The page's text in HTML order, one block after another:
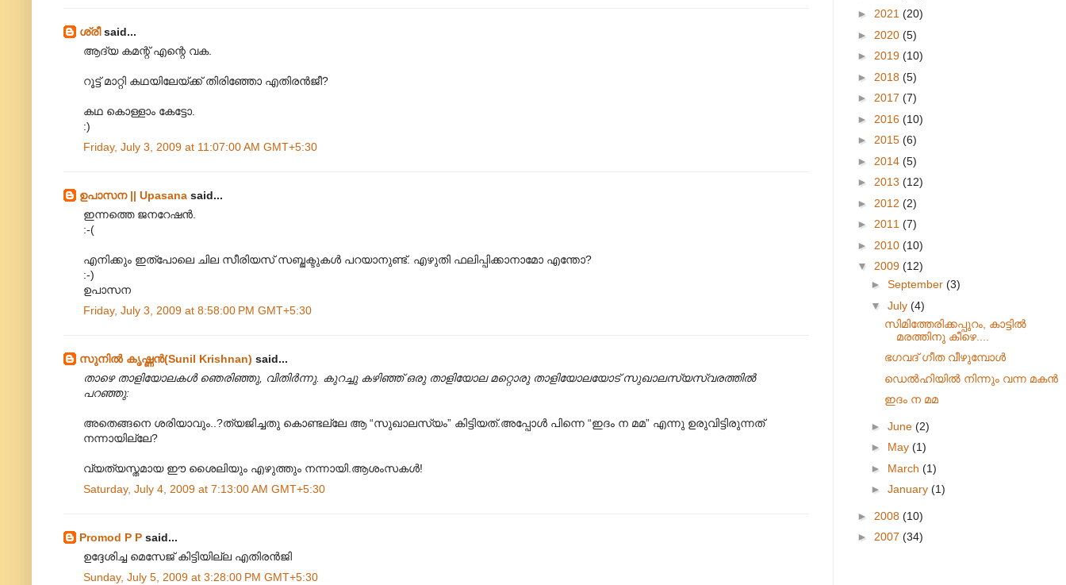
ശ്രീsaid...
ആദ്യ കമന്റ് എന്റെ വക.
റൂട്ട് മാറ്റി കഥയിലേയ്ക്ക് തിരിഞ്ഞോ എതിരന്‍‌ജീ?
കഥ കൊള്ളാം കേട്ടോ.
:)
Friday, July 3, 2009 at 11:07:00 AM GMT+5:30
ഉപാസന || Upasana said...
ഇന്നത്തെ ജനറേഷന്‍.
:-(
എനിക്കും ഇത്പോലെ ചില സീരിയസ് സബ്ജക്ടുകള്‍ പറയാനുണ്ട്. എഴുതി ഫലിപ്പിക്കാനാമോ എന്തോ?
:-)
ഉപാസന
Friday, July 3, 2009 at 8:58:00 PM GMT+5:30
സുനിൽ കൃഷ്ണൻ(Sunil Krishnan) said...
താഴെ താളിയോലകൾ ഞെരിഞ്ഞു, വിതിർന്നു. കുറച്ചു കഴിഞ്ഞ് ഒരു താളിയോല മറ്റൊരു താളിയോലയോട് സുഖാലസ്യസ്വരത്തിൽ
പറഞ്ഞു:
അതെങ്ങനെ ശരിയാവും..?ത്യജിച്ചതു കൊണ്ടല്ലേ ആ “സുഖാലസ്യം” കിട്ടിയത്.അപ്പോൾ പിന്നെ “ഇദം ന മമ” എന്നു ഉരുവിട്ടിരുന്നത്
നന്നായില്ലേ?
വ്യത്യസ്തമായ ഈ ശൈലിയും എഴുത്തും നന്നായി.ആശംസകൾ!
Saturday, July 4, 2009 at 7:13:00 AM GMT+5:30
Promod P P said...
ഉദ്ദേശിച്ച മെസേജ് കിട്ടിയില്ല എതിരൻ‌ജി
Sunday, July 5, 2009 at 3:28:00 PM GMT+5:30
► 2021 (20)
► 2020 (5)
► 2019 (10)
► 2018 (5)
► 2017 (7)
► 2016 (10)
► 2015 (6)
► 2014 (5)
► 2013 (12)
► 2012 (2)
► 2011 (7)
► 2010 (10)
▼ 2009 (12)
► September (3)
▼ July (4)
സിമിത്തേരിക്കപ്പുറം, കാട്ടിൽ
മരത്തിനു കീഴെ....
ഭഗവദ് ഗീത വീഴുമ്പോൾ
ഡെൽഹിയിൽ നിന്നും വന്ന മകൻ
ഇദം ന മമ
► June (2)
► May (1)
► March (1)
► January (1)
► 2008 (10)
► 2007 (34)